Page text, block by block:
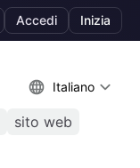
Accedi Inizia
Italiano
sito web